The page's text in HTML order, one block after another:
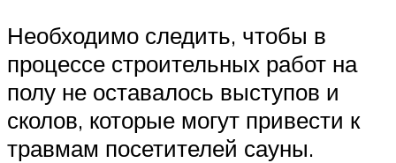
Необходимо следить, чтобы в
процессе строительных работ на
полу не оставалось выступов и
сколов, которые могут привести к
травмам посетителей сауны.